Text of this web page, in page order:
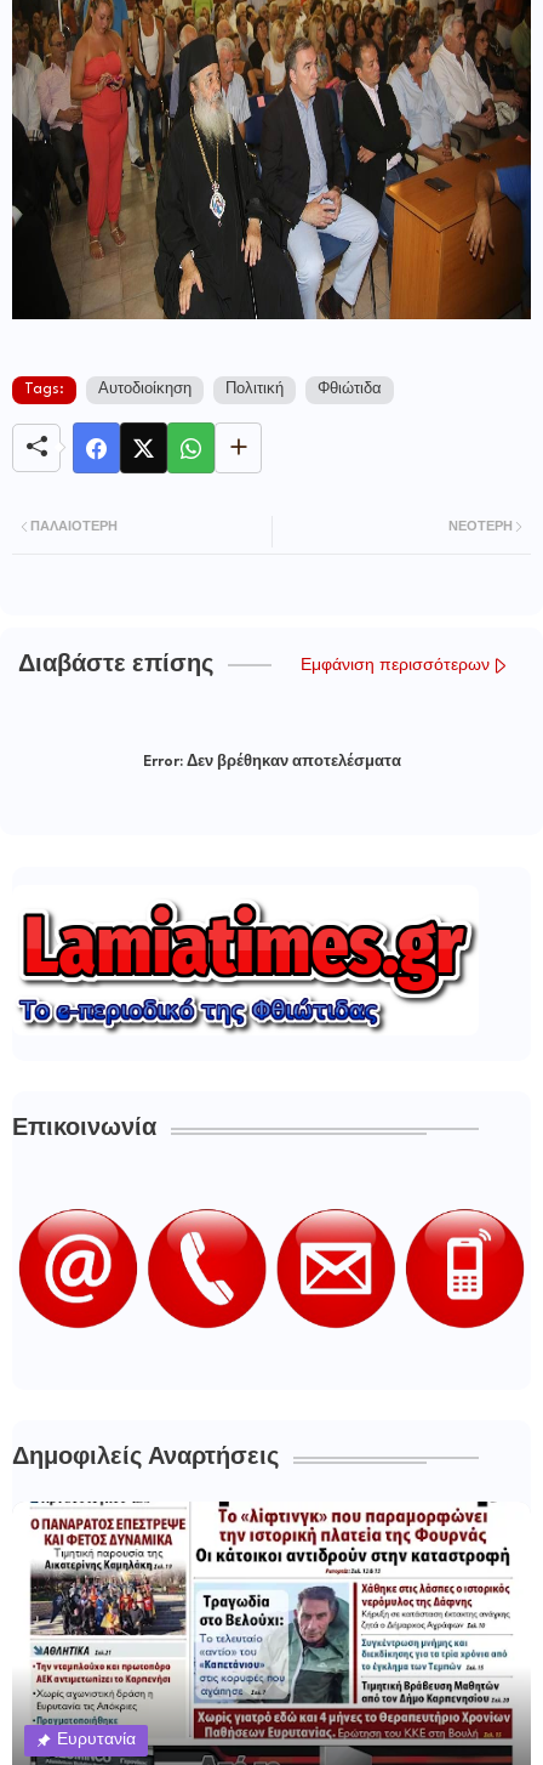
Tags: Αυτοδιοίκηση Πολιτική Φθιώτιδα
ΝΕΌΤΕΡΗ
ΠΑΛΑΙΌΤΕΡΗ
Διαβάστε επίσης Εμφάνιση περισσότερων
Error:Δεν βρέθηκαν αποτελέσματα
Επικοινωνία
Δημοφιλείς Αναρτήσεις
Ευρυτανία